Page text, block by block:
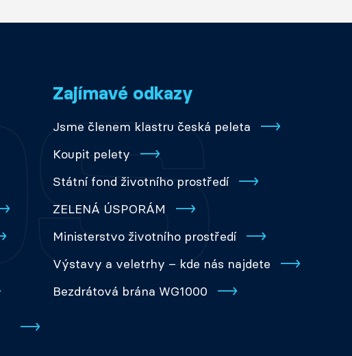
Zajímavé odkazy
Jsme členem klastru česká peleta
Koupit pelety
Státní fond životního prostředí
ZELENÁ ÚSPORÁM
Ministerstvo životního prostředí
Výstavy a veletrhy – kde nás najdete
Bezdrátová brána WG1000